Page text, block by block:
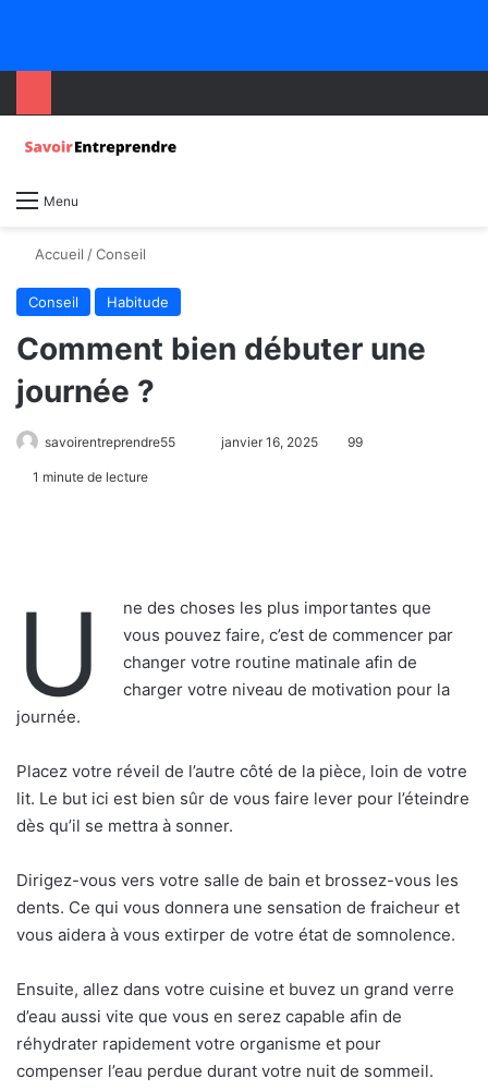
Menu
Accueil /Conseil
Conseil Habitude
Comment bien débuter une
journée ?
savoirentreprendre55 janvier 16, 2025 99
1 minute de lecture
U
ne des choses les plus importantes que
vous pouvez faire, c’est de commencer par
changer votre routine matinale afin de
charger votre niveau de motivation pour la
journée.
Placez votre réveil de l’autre côté de la pièce, loin de votre
lit. Le but ici est bien sûr de vous faire lever pour l’éteindre
dès qu’il se mettra à sonner.
Dirigez-vous vers votre salle de bain et brossez-vous les
dents. Ce qui vous donnera une sensation de fraicheur et
vous aidera à vous extirper de votre état de somnolence.
Ensuite, allez dans votre cuisine et buvez un grand verre
d’eau aussi vite que vous en serez capable afin de
réhydrater rapidement votre organisme et pour
compenser l’eau perdue durant votre nuit de sommeil.